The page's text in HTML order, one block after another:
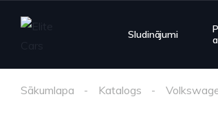
Sludinājumi
Sākumlapa Katalogs